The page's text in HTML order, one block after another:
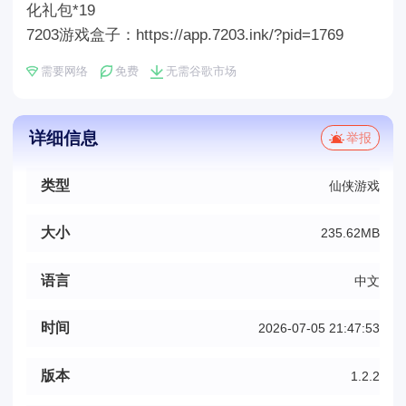
化礼包*19
7203游戏盒子：https://app.7203.ink/?pid=1769
需要网络 免费 无需谷歌市场
详细信息 举报
类型 仙侠游戏
大小 235.62MB
语言 中文
时间 2026-07-05 21:47:53
版本 1.2.2